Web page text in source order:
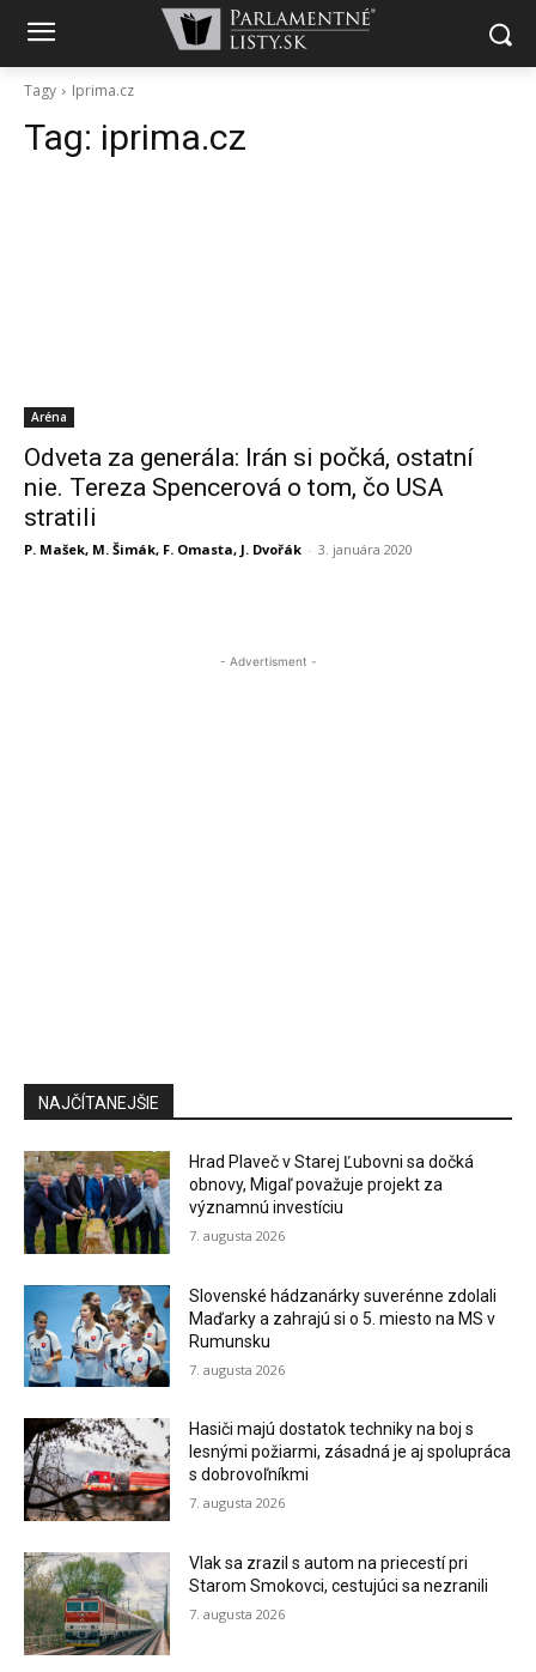
Tagy Iprima.cz
Tag: iprima.cz
Aréna
Odveta za generála: Irán si počká, ostatní
nie. Tereza Spencerová o tom, čo USA
stratili
P. Mašek, M. Šimák, F. Omasta, J. Dvořák - 3. januára 2020
- Advertisment -
NAJČÍTANEJŠIE
Hrad Plaveč v Starej Ľubovni sa dočká
obnovy, Migaľ považuje projekt za
významnú investíciu
7. augusta 2026
Slovenské hádzanárky suverénne zdolali
Maďarky a zahrajú si o 5. miesto na MS v
Rumunsku
7. augusta 2026
Hasiči majú dostatok techniky na boj s
lesnými požiarmi, zásadná je aj spolupráca
s dobrovoľníkmi
7. augusta 2026
Vlak sa zrazil s autom na priecestí pri
Starom Smokovci, cestujúci sa nezranili
7. augusta 2026